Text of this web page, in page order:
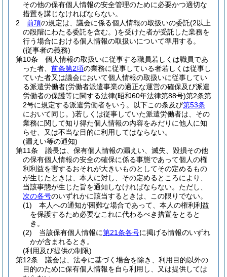
その他の保有個人情報の安全管理のために必要かつ適切な
措置を講じなければならない。
2
前項の規定は、議会に係る個人情報の取扱いの委託(2以上
の段階にわたる委託を含む。)を受けた者が受託した業務を
行う場合における個人情報の取扱いについて準用する。
(従事者の義務)
第10条
個人情報の取扱いに従事する職員若しくは職員であ
った者、 前条第2項の業務に従事している者若しくは従事し
ていた者又は議会において個人情報の取扱いに従事してい
る派遣労働者(労働者派遣事業の適正な運営の確保及び派遣
労働者の保護等に関する法律(昭和60年法律第88号)第2条第
2号に規定する派遣労働者をいう。以下この条及び第53条
において同じ。)若しくは従事していた派遣労働者は、その
業務に関して知り得た個人情報の内容をみだりに他人に知
らせ、又は不当な目的に利用してはならない。
(漏えい等の通知)
第11条
議長は、保有個人情報の漏えい、滅失、毀損その他
の保有個人情報の安全の確保に係る事態であって個人の権
利利益を害するおそれが大きいものとしてその定めるもの
が生じたときは、本人に対し、その定めるところにより、
当該事態が生じた旨を通知しなければならない。 ただし、
次の各号のいずれかに該当するときは、この限りでない。
(1)
本人への通知が困難な場合であって、本人の権利利益
を保護するため必要なこれに代わるべき措置をとると
き。
(2)
当該保有個人情報に第21条各号に掲げる情報のいずれ
かが含まれるとき。
(利用及び提供の制限)
第12条
議会は、法令に基づく場合を除き、利用目的以外の
目的のために保有個人情報を自ら利用し、又は提供しては